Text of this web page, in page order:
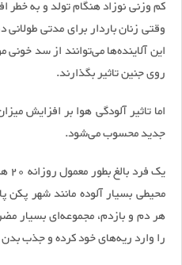
کم‌ وزنی نوزاد هنگام تولد و به
وقتی زنان باردار برای مدتی
این آلاینده‌ها می‌توانند از سد
روی جنین تاثیر بگذارند.
اما تاثیر آلودگی هوا بر افزایش
جدید محسوب می‌شود.
محیطی بسیار آلوده مانند شهر پکن
هر دم و بازدم، مجموعه‌ای بسیار مضر
را وارد ریه‌های خود کرده و جذب